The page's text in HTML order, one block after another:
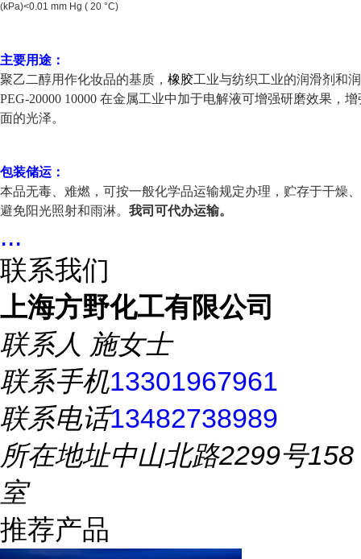
(kPa)<0.01 mm Hg ( 20 °C)
主要用途：
聚乙二醇用作化妆品的基质， 橡胶工业与纺织工业的润滑剂和
PEG-20000 10000 在金属工业中加于电解液可增强研磨效果，
面的光泽。
包装储运：
本品无毒、难燃，可按一般化学品运输规定办理，贮存于干燥
避免阳光照射和雨淋。 我司可代办运输。
...
联系我们
上海方野化工有限公司
联系人 施女士
联系手机13301967961
联系电话13482738989
所在地址中山北路2299号158
室
推荐产品